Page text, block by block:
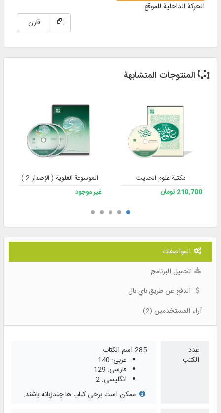
الحركة الداخلية للموقع
قارن
المنتوجات المتشابهة
مكتبة علوم الحديث
210,700 تومان
الموسوعة العلوية ( الإصدار 2 )
غير موجود
المواصفات
تحميل البرنامج
الدفع عن طريق باي بال
آراء المستخدمين (2)
عدد
الكتب
285 اسم الكتاب
عربی: 140
فارسی: 129
انگلیسی: 2
ممکن است برخی کتاب ها چندزبانه باشند.